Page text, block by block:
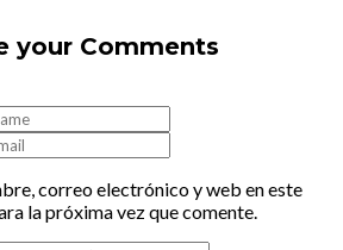
your Comments
correo electrónico y web en este
la próxima vez que comente.